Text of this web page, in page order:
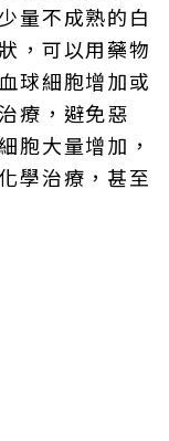
量不成熟的白
，可以用藥物
球細胞增加或
療，避免惡
胞大量增加，
學治療，甚至